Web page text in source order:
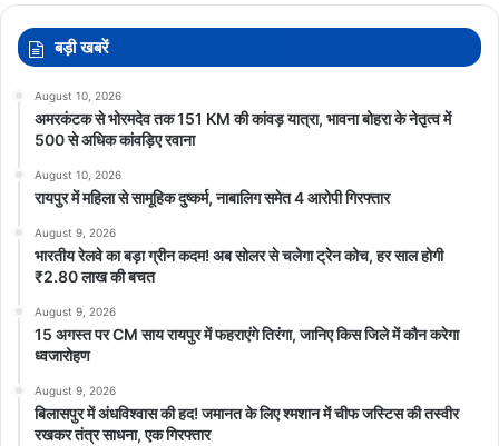
बड़ी खबरें
August 10, 2026
अमरकंटक से भोरमदेव तक 151 KM की कांवड़ यात्रा, भावना बोहरा के नेतृत्व में
500 से अधिक कांवड़िए रवाना
August 10, 2026
रायपुर में महिला से सामूहिक दुष्कर्म, नाबालिग समेत 4 आरोपी गिरफ्तार
August 9, 2026
भारतीय रेलवे का बड़ा ग्रीन कदम! अब सोलर से चलेगा ट्रेन कोच, हर साल होगी
₹2.80 लाख की बचत
August 9, 2026
15 अगस्त पर CM साय रायपुर में फहराएंगे तिरंगा, जानिए किस जिले में कौन करेगा
ध्वजारोहण
August 9, 2026
बिलासपुर में अंधविश्वास की हद! जमानत के लिए श्मशान में चीफ जस्टिस की तस्वीर
रखकर तंत्र साधना, एक गिरफ्तार